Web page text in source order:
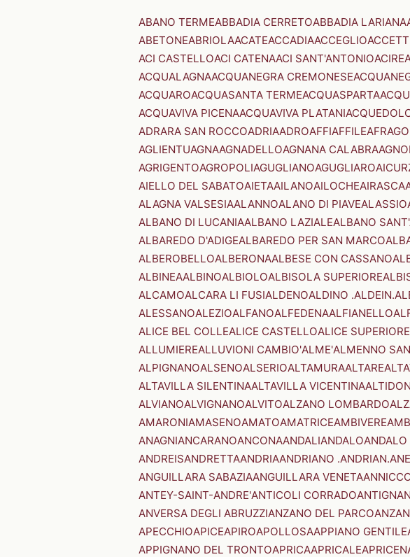
ABANO TERMEABBADIA CERRETOABBADIA LARIANA
ABETONEABRIOLAACATEACCADIAACCEGLIO
ACI CASTELLOACI CATENAACI SANT'ANTONIO
ACQUALAGNAACQUANEGRA CREMONESE
ACQUAROACQUASANTA TERMEACQUASPARTA
ACQUAVIVA PICENAACQUAVIVA PLATANI
ADRARA SAN ROCCOADRIAADROAFFIAFFILE
AGLIENTUAGNAAGNADELLOAGNANA CALABRA
AGRIGENTOAGROPOLIAGUGLIANOAGUGLIARO
AIELLO DEL SABATOAIETAAILANOAILOCHEAIRASCA
ALAGNA VALSESIAALANNOALANO DI PIAVEALASSIO
ALBANO DI LUCANIAALBANO LAZIALEALBANO
ALBAREDO D'ADIGEALBAREDO PER SAN MARCO
ALBEROBELLOALBERONAALBESE CON CASSANO
ALBINEAALBINOALBIOLOALBISOLA SUPERIORE
ALCAMOALCARA LI FUSIALDENOALDINO .ALDEIN.
ALESSANOALEZIOALFANOALFEDENAALFIANELLO
ALICE BEL COLLEALICE CASTELLOALICE SUPERIORE
ALLUMIEREALLUVIONI CAMBIO'ALME'ALMENNO
ALPIGNANOALSENOALSERIOALTAMURAALTARE
ALTAVILLA SILENTINAALTAVILLA VICENTINA
ALVIANOALVIGNANOALVITOALZANO LOMBARDO
AMARONIAMASENOAMATOAMATRICEAMBIVERE
ANAGNIANCARANOANCONAANDALIANDALOANDALO
ANDREISANDRETTAANDRIAANDRIANO .ANDRIAN.
ANGUILLARA SABAZIAANGUILLARA VENETA
ANTEY-SAINT-ANDRE'ANTICOLI CORRADO
ANVERSA DEGLI ABRUZZIANZANO DEL PARCO
APECCHIOAPICEAPIROAPOLLOSAAPPIANO GENTILE
APPIGNANO DEL TRONTOAPRICAAPRICALE